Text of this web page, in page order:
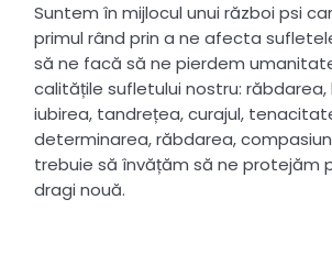
Suntem în mijlocul unui război psi
primul rând prin a ne afecta
să ne facă să ne pierdem
calitățile sufletului nostru:
iubirea, tandrețea, curajul,
determinarea, răbdarea,
trebuie să învățăm să ne protejăm
dragi nouă.